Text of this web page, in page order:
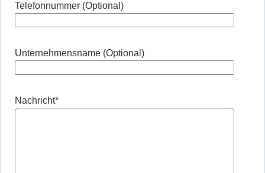
Telefonnummer (Optional)
Unternehmensname (Optional)
Nachricht*